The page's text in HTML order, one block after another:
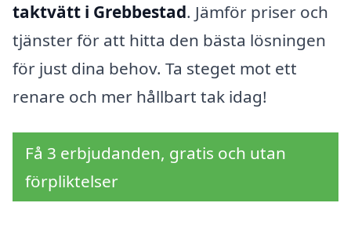
taktvätt i Grebbestad. Jämför priser och
tjänster för att hitta den bästa lösningen
för just dina behov. Ta steget mot ett
renare och mer hållbart tak idag!
Få 3 erbjudanden, gratis och utan
förpliktelser